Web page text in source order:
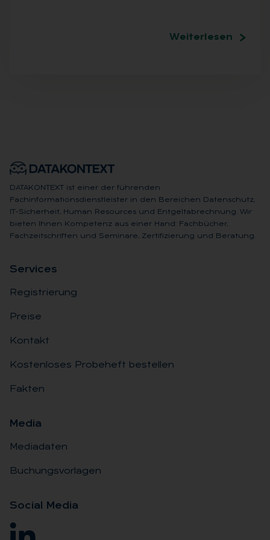
Weiterlesen
DATAKONTEXT ist einer der führenden
Fachinformationsdienstleister in den Bereichen Datenschutz,
IT-Sicherheit, Human Resources und Entgeltabrechnung. Wir
bieten Ihnen Kompetenz aus einer Hand: Fachbücher,
Fachzeitschriften und Seminare, Zertifizierung und Beratung.
Ser­vices
Registrierung
Preise
Kontakt
Kostenloses Probeheft bestellen
Fakten
Me­dia
Mediadaten
Buchungsvorlagen
So­ci­al Me­dia